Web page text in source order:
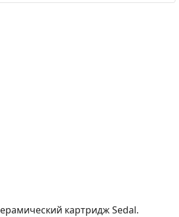
картридж Sedal.